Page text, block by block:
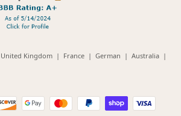
United Kingdom(opens
| France(opens
| German (opens
| Australia(opens
|